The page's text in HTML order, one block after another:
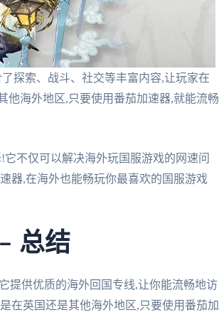
探索、战斗、社交等丰富内容,让玩家在
他海外地区,只要使用番茄加速器,就能流畅
不仅可以解决海外玩国服游戏的网速问
器,在海外也能畅玩你最喜欢的国服游戏
总结
提供优质的海外回国专线,让你能流畅地访
在英国还是其他海外地区,只要使用番茄加